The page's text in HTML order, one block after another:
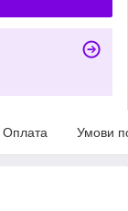
Оплата Умови